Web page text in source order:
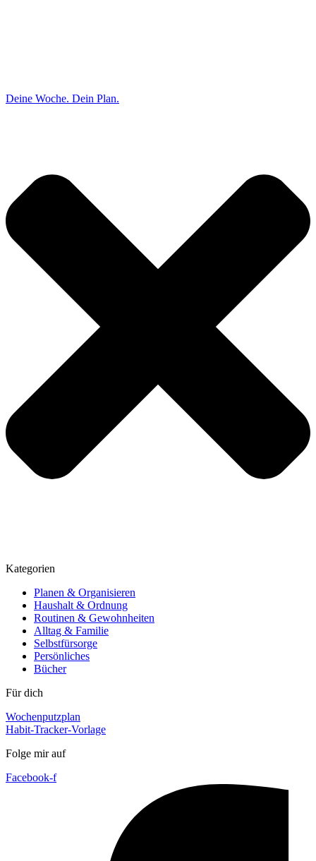
Deine Woche. Dein Plan.
Kategorien
Planen & Organisieren
Haushalt & Ordnung
Routinen & Gewohnheiten
Alltag & Familie
Selbstfürsorge
Persönliches
Bücher
Für dich
Wochenputzplan
Habit-Tracker-Vorlage
Folge mir auf
Facebook-f